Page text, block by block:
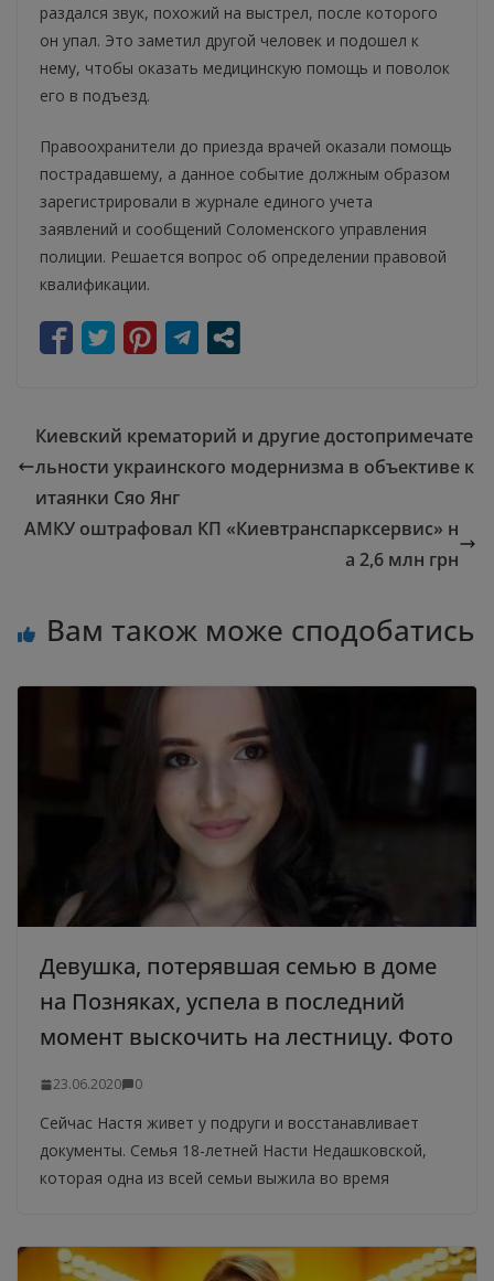
раздался звук, похожий на выстрел, после которого
он упал. Это заметил другой человек и подошел к
нему, чтобы оказать медицинскую помощь и поволок
его в подъезд.
Правоохранители до приезда врачей оказали помощь
пострадавшему, а данное событие должным образом
зарегистрировали в журнале единого учета
заявлений и сообщений Соломенского управления
полиции. Решается вопрос об определении правовой
квалификации.
Киевский крематорий и другие достопримечате
льности украинского модернизма в объективе к
итаянки Сяо Янг
АМКУ оштрафовал КП «Киевтранспарксервис» н
а 2,6 млн грн
Вам також може сподобатись
Девушка, потерявшая семью в доме
на Позняках, успела в последний
момент выскочить на лестницу. Фото
23.06.2020 0
Сейчас Настя живет у подруги и восстанавливает
документы. Семья 18-летней Насти Недашковской,
которая одна из всей семьи выжила во время